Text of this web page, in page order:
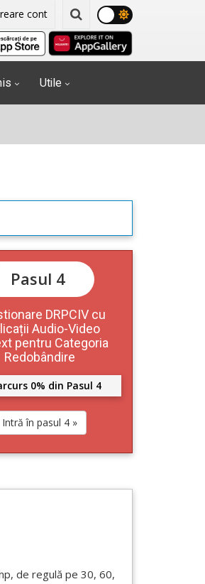
cont
Utile
Pasul 4
DRPCIV cu
Audio-Video
pentru Categoria
Redobândire
0% din Pasul 4
Intră în pasul 4 »
de regulă pe 30, 60,